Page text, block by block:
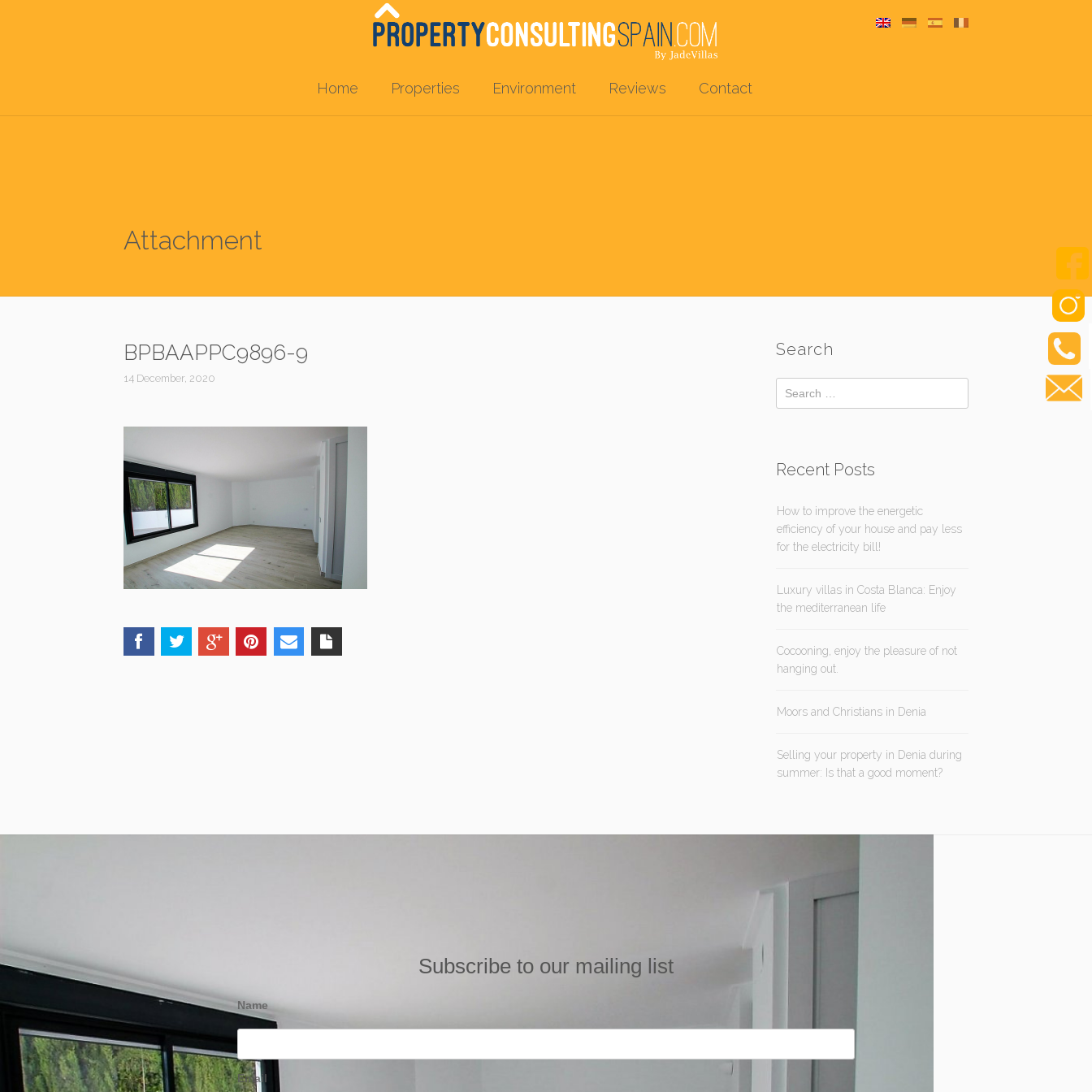
Home Properties Environment Reviews Contact
Attachment
BPBAAPPC9896-9
14 December, 2020
Search
Recent Posts
How to improve the energetic
efficiency of your house and pay less
for the electricity bill!
Luxury villas in Costa Blanca: Enjoy
the mediterranean life
Cocooning, enjoy the pleasure of not
hanging out.
Moors and Christians in Denia
Selling your property in Denia during
summer: Is that a good moment?
Subscribe to our mailing list
Name
Email